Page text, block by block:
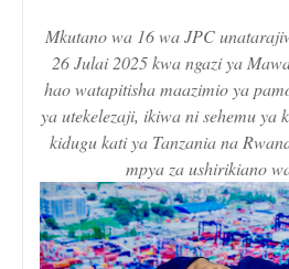
Mkutano wa 16 wa JPC
26 Julai 2025 kwa ngazi ya
hao watapitisha maazimio ya
ya utekelezaji, ikiwa ni sehemu ya
kidugu kati ya Tanzania na
mpya za ushirikiano